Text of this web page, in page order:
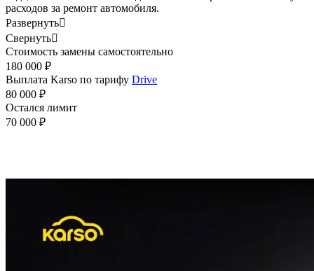
расходов за ремонт автомобиля.
Развернуть
Свернуть
Стоимость замены самостоятельно
180 000 ₽
Выплата Karso по тарифу Drive
80 000 ₽
Остался лимит
70 000 ₽